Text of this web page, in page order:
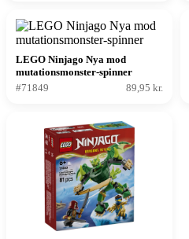
LEGO Ninjago Nya mod
mutationsmonster-spinner
#71849
89,95 kr.